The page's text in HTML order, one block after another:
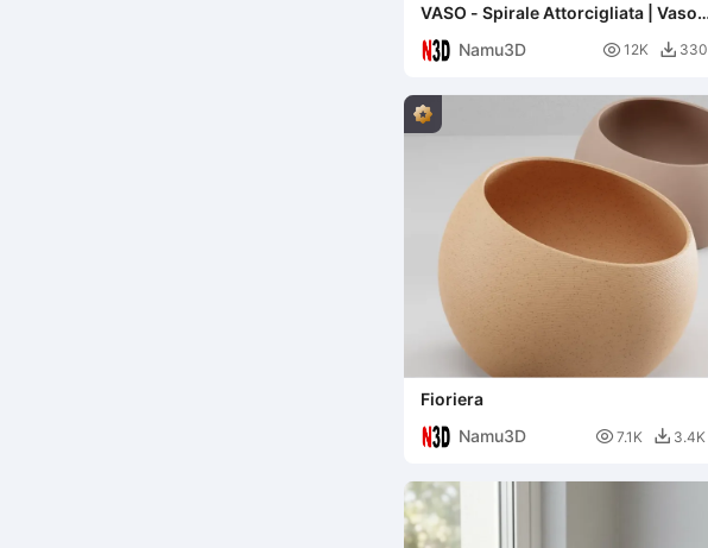
VASO - Spirale Attorcigliata | Vaso
Namu3D
 12K  330
Fioriera
Namu3D
 7.1K  3.4K